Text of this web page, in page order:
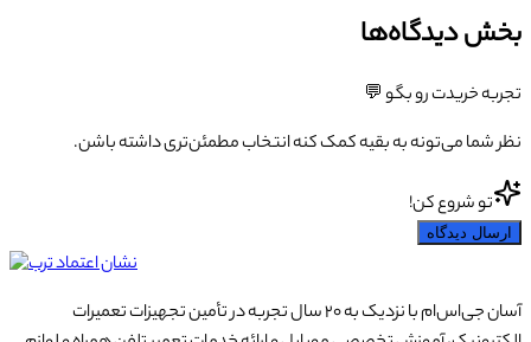
بخش دیدگاه‌ها
تجربه خریدت رو بگو 💬
نظر شما می‌تونه به بقیه کمک کنه انتخاب مطمئن‌تری داشته باشن.
تو شروع کن!
ارسال دیدگاه
آسان جی‌اس‌ام با نزدیک به ۲۰ سال تجربه در تأمین تجهیزات تعمیرات